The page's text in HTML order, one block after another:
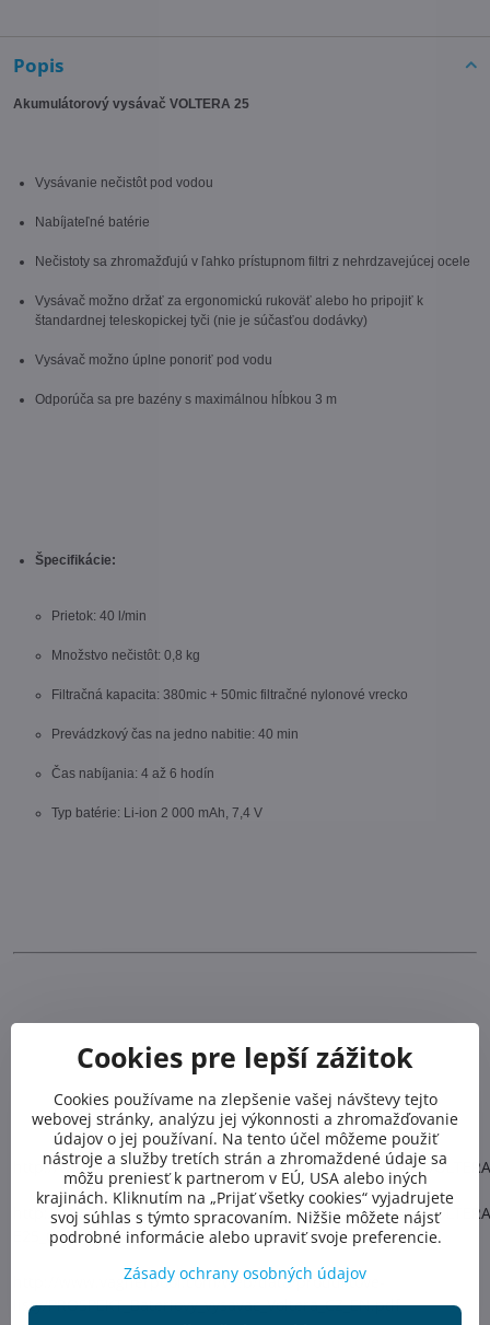
Popis
Akumulátorový vysávač VOLTERA 25
Vysávanie nečistôt pod vodou
Nabíjateľné batérie
Nečistoty sa zhromažďujú v ľahko prístupnom filtri z nehrdzavejúcej ocele
Vysávač možno držať za ergonomickú rukoväť alebo ho pripojiť k
štandardnej teleskopickej tyči (nie je súčasťou dodávky)
Vysávač možno úplne ponoriť pod vodu
Odporúča sa pre bazény s maximálnou hĺbkou 3 m
Špecifikácie:
Prietok: 40 l/min
Množstvo nečistôt: 0,8 kg
Filtračná kapacita: 380mic + 50mic filtračné nylonové vrecko
Prevádzkový čas na jedno nabitie: 40 min
Čas nabíjania: 4 až 6 hodín
Typ batérie: Li-ion 2 000 mAh, 7,4 V
http://www.vagnerpool.com/web/data/navody/
http://www.vagnerpool.com/web/data/navody/MANUAL_VOLTERA
E25_CZ.pdf
http://www.vagnerpool.com/web/data/produktove-
listy/PROSPEKT_Bateriovy_vysavac_Voltera_CZ_EN.pdf
Cookies pre lepší zážitok
Cookies používame na zlepšenie vašej návštevy tejto
webovej stránky, analýzu jej výkonnosti a zhromažďovanie
údajov o jej používaní. Na tento účel môžeme použiť
nástroje a služby tretích strán a zhromaždené údaje sa
môžu preniesť k partnerom v EÚ, USA alebo iných
krajinách. Kliknutím na „Prijať všetky cookies“ vyjadrujete
svoj súhlas s týmto spracovaním. Nižšie môžete nájsť
podrobné informácie alebo upraviť svoje preferencie.
Zásady ochrany osobných údajov